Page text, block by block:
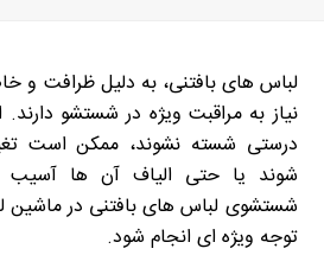
لباس های بافتنی، به دلیل ظرافت و
نیاز به مراقبت ویژه در شستشو
درستی شسته نشوند، ممکن است
شوند یا حتی الیاف آن ها آسیب
شستشوی لباس های بافتنی در ماشین
توجه ویژه ای انجام شود.